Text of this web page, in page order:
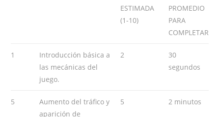
ESTIMADA
(1-10)
PROMEDIO
PARA
COMPLETAR
1
Introducción básica a
las mecánicas del
juego.
2
30
segundos
5
Aumento del tráfico y
aparición de
5 2 minutos